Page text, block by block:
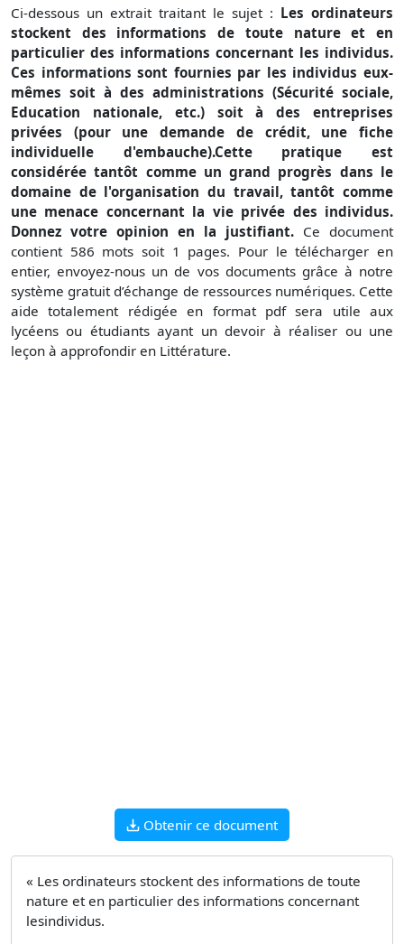
Ci-dessous un extrait traitant le sujet : Les ordinateurs
stockent des informations de toute nature et en
particulier des informations concernant les individus.
Ces informations sont fournies par les individus eux-
mêmes soit à des administrations (Sécurité sociale,
Education nationale, etc.) soit à des entreprises
privées (pour une demande de crédit, une fiche
individuelle d'embauche).Cette pratique est
considérée tantôt comme un grand progrès dans le
domaine de l'organisation du travail, tantôt comme
une menace concernant la vie privée des individus.
Donnez votre opinion en la justifiant. Ce document
contient 586 mots soit 1 pages. Pour le télécharger en
entier, envoyez-nous un de vos documents grâce à notre
système gratuit d’échange de ressources numériques. Cette
aide totalement rédigée en format pdf sera utile aux
lycéens ou étudiants ayant un devoir à réaliser ou une
leçon à approfondir en Littérature.
Obtenir ce document
« Les ordinateurs stockent des informations de toute
nature et en particulier des informations concernant
lesindividus.